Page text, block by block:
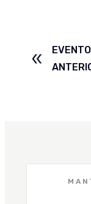
EVENTO